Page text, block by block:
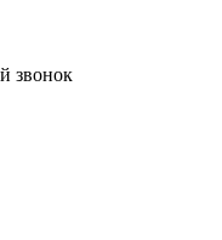
звонок